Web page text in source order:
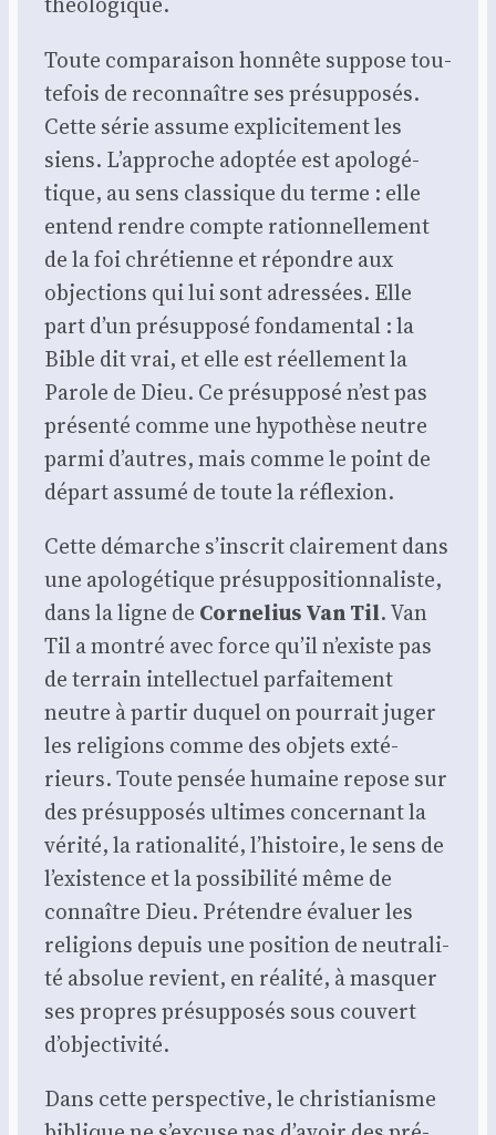
Toute com­pa­rai­son hon­nête sup­pose tou­
te­fois de recon­naître ses pré­sup­po­sés.
Cette série assume expli­ci­te­ment les
siens. L’approche adop­tée est apo­lo­gé­
tique, au sens clas­sique du terme : elle
entend rendre compte ration­nel­le­ment
de la foi chré­tienne et répondre aux
objec­tions qui lui sont adres­sées. Elle
part d’un pré­sup­po­sé fon­da­men­tal : la
Bible dit vrai, et elle est réel­le­ment la
Parole de Dieu. Ce pré­sup­po­sé n’est pas
pré­sen­té comme une hypo­thèse neutre
par­mi d’autres, mais comme le point de
départ assu­mé de toute la réflexion.
Cette démarche s’inscrit clai­re­ment dans
une apo­lo­gé­tique pré­sup­po­si­tion­na­liste,
dans la ligne de Cor­ne­lius Van Til. Van
Til a mon­tré avec force qu’il n’existe pas
de ter­rain intel­lec­tuel par­fai­te­ment
neutre à par­tir duquel on pour­rait juger
les reli­gions comme des objets exté­
rieurs. Toute pen­sée humaine repose sur
des pré­sup­po­sés ultimes concer­nant la
véri­té, la ratio­na­li­té, l’histoire, le sens de
l’existence et la pos­si­bi­li­té même de
connaître Dieu. Pré­tendre éva­luer les
reli­gions depuis une posi­tion de neu­tra­li­
té abso­lue revient, en réa­li­té, à mas­quer
ses propres pré­sup­po­sés sous cou­vert
d’objectivité.
Dans cette pers­pec­tive, le chris­tia­nisme